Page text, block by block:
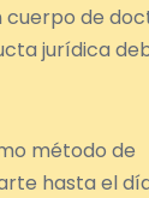
cuerpo de
jurídica
método de
hasta el